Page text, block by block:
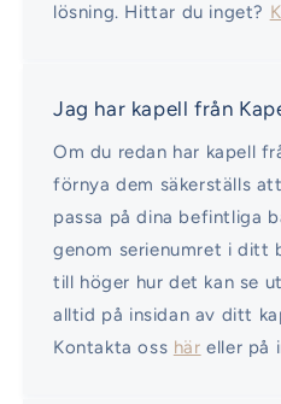
lösning. Hittar du inget?
Jag har kapell från
Om du redan har kapell
förnya dem säkerställs
passa på dina befintliga
genom serienumret i ditt
till höger hur det kan se
alltid på insidan av ditt
Kontakta oss här eller på